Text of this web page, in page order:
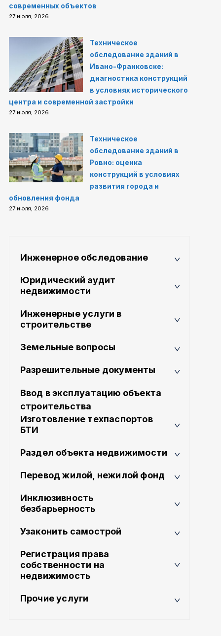
современных объектов
27 июля, 2026
Техническое
обследование зданий в
Ивано-Франковске:
диагностика конструкций
в условиях исторического
центра и современной застройки
27 июля, 2026
Техническое
обследование зданий в
Ровно: оценка
конструкций в условиях
развития города и
обновления фонда
27 июля, 2026
Инженерное обследование
Юридический аудит
недвижимости
Инженерные услуги в
строительстве
Земельные вопросы
Разрешительные документы
Ввод в эксплуатацию объекта
строительства
Изготовление техпаспортов
БТИ
Раздел объекта недвижимости
Перевод жилой, нежилой фонд
Инклюзивность
безбарьерность
Узаконить самострой
Регистрация права
собственности на
недвижимость
Прочие услуги